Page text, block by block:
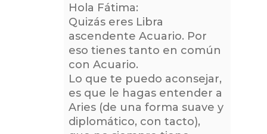
Hola Fátima:
Quizás eres Libra
ascendente Acuario. Por
eso tienes tanto en común
con Acuario.
Lo que te puedo aconsejar,
es que le hagas entender a
Aries (de una forma suave y
diplomático, con tacto),